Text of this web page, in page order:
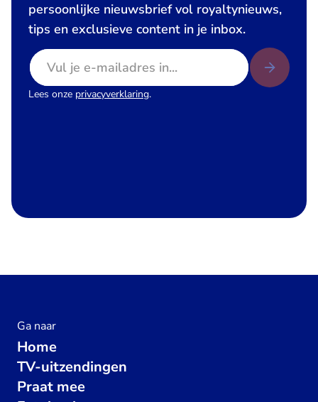
persoonlijke nieuwsbrief vol royaltynieuws,
tips en exclusieve content in je inbox.
E-mailadres
Lees onze privacyverklaring.
Ga naar
Home
TV-uitzendingen
Praat mee